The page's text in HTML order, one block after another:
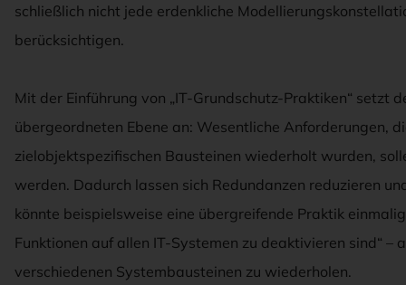
schließlich nicht jede erdenkliche
berücksichtigen.
Mit der Einführung von „IT-Grundschutz-Praktiken“ setzt
übergeordneten Ebene an: Wesentliche Anforderungen,
zielobjektspezifischen Bausteinen wiederholt wurden,
werden. Dadurch lassen sich Redundanzen reduzieren
könnte beispielsweise eine übergreifende Praktik
Funktionen auf allen IT-Systemen zu deaktivieren sind“
verschiedenen Systembausteinen zu wiederholen.